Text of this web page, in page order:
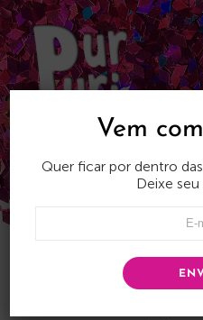
Skip
to
content
Vem
Quer ficar por dentro
Deixe